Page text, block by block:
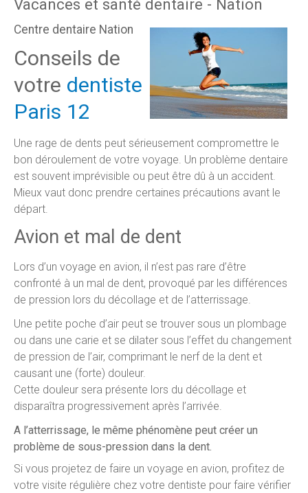
Vacances et santé dentaire - Nation
Centre dentaire Nation
Conseils de
votre dentiste
Paris 12
Une rage de dents peut sérieusement compromettre le
bon déroulement de votre voyage. Un problème dentaire
est souvent imprévisible ou peut être dû à un accident.
Mieux vaut donc prendre certaines précautions avant le
départ.
Avion et mal de dent
Lors d’un voyage en avion, il n’est pas rare d’être
confronté à un mal de dent, provoqué par les différences
de pression lors du décollage et de l’atterrissage.
Une petite poche d’air peut se trouver sous un plombage
ou dans une carie et se dilater sous l’effet du changement
de pression de l’air, comprimant le nerf de la dent et
causant une (forte) douleur.
Cette douleur sera présente lors du décollage et
disparaîtra progressivement après l’arrivée.
A l’atterrissage, le même phénomène peut créer un
problème de sous-pression dans la dent.
Si vous projetez de faire un voyage en avion, profitez de
votre visite régulière chez votre dentiste pour faire vérifier